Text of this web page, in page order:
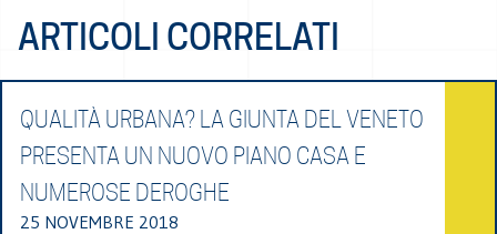
ARTICOLI CORRELATI
QUALITÀ URBANA? LA GIUNTA DEL VENETO
PRESENTA UN NUOVO PIANO CASA E
NUMEROSE DEROGHE
25 NOVEMBRE 2018